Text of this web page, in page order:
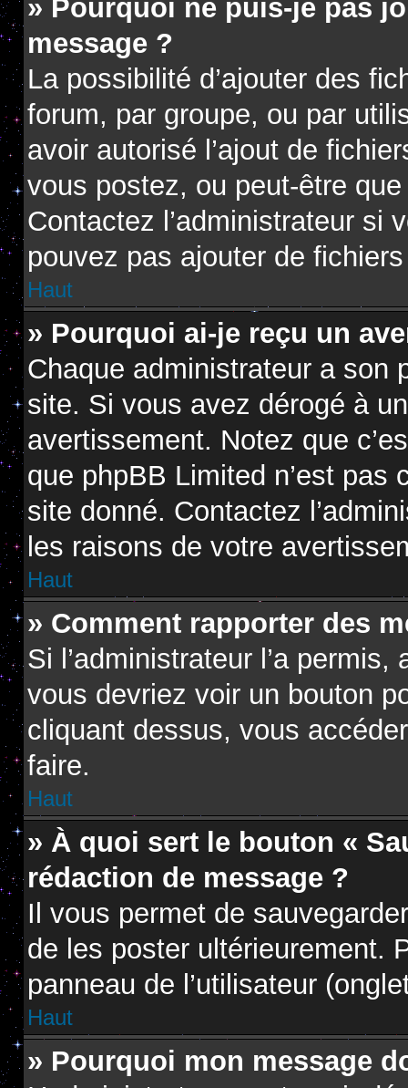
» Pourquoi ne puis-je pas
message ?
La possibilité d’ajouter des
forum, par groupe, ou par
avoir autorisé l’ajout de
vous postez, ou peut-être
Contactez l’administrateur si
pouvez pas ajouter de
Haut
» Pourquoi ai-je reçu un
Chaque administrateur a son
site. Si vous avez dérogé à
avertissement. Notez que
que phpBB Limited n’est pas
site donné. Contactez
les raisons de votre
Haut
» Comment rapporter des
Si l’administrateur l’a
vous devriez voir un bouton
cliquant dessus, vous
faire.
Haut
» À quoi sert le bouton «
rédaction de message ?
Il vous permet de
de les poster ultérieurement.
panneau de l’utilisateur
Haut
» Pourquoi mon message